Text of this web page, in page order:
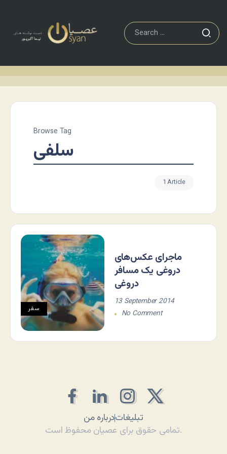
Browse Tag
سلفی
1 Article
سفر
ماجرای عکس‌های
دروغی یک مسافر
دروغی
13 September 2014
No Comment
درباره منتبلیغات
تمامی حقوق برای عصیان محفوظ است.